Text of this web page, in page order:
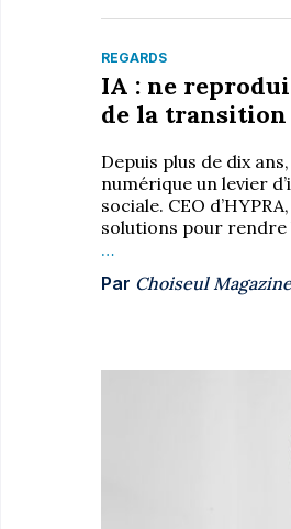
REGARDS
IA : ne
de la
Depuis plus de dix
numérique un levier
sociale. CEO
solutions pour rendre
…
Par Choiseul Magazine